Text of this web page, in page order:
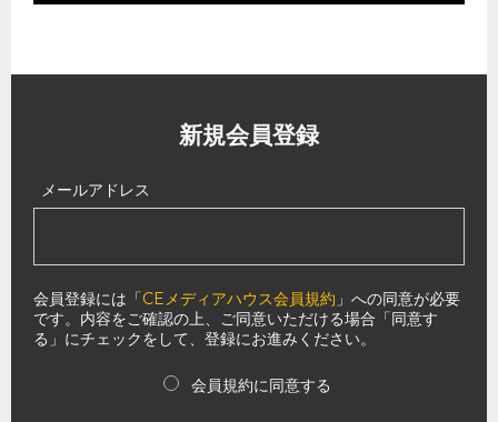
新規会員登録
メールアドレス
会員登録には「CEメディアハウス会員規約 」への同意が必要
です。内容をご確認の上、ご同意いただける場合「同意す
る」にチェックをして、登録にお進みください。
会員規約に同意する